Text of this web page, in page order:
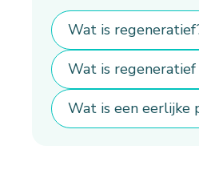
Wat is
Wat is
Wat is een eerlijke